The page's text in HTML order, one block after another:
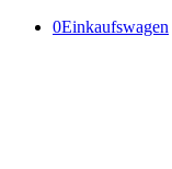
0Einkaufswagen